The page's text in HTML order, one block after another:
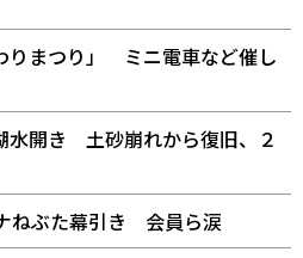
りまつり」 ミニ電車など催し
水開き 土砂崩れから復旧、２
ねぶた幕引き 会員ら涙